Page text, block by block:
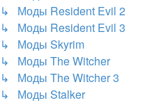
↳ Моды Resident Evil 2
↳ Моды Resident Evil 3
↳ Моды Skyrim
↳ Моды The Witcher
↳ Моды The Witcher 3
↳ Моды Stalker